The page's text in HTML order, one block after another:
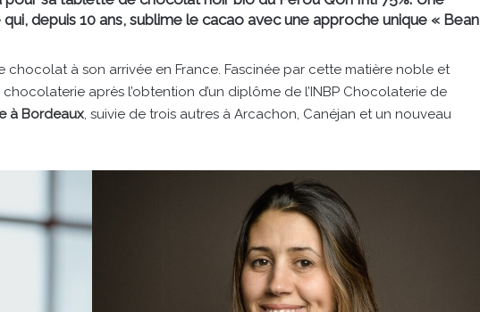
depuis 10 ans, sublime le cacao avec une approche unique « Bean
chocolat à son arrivée en France. Fascinée par cette matière noble et
après l’obtention d’un diplôme de l’INBP Chocolaterie de
à Bordeaux, suivie de trois autres à Arcachon, Canéjan et un nouveau